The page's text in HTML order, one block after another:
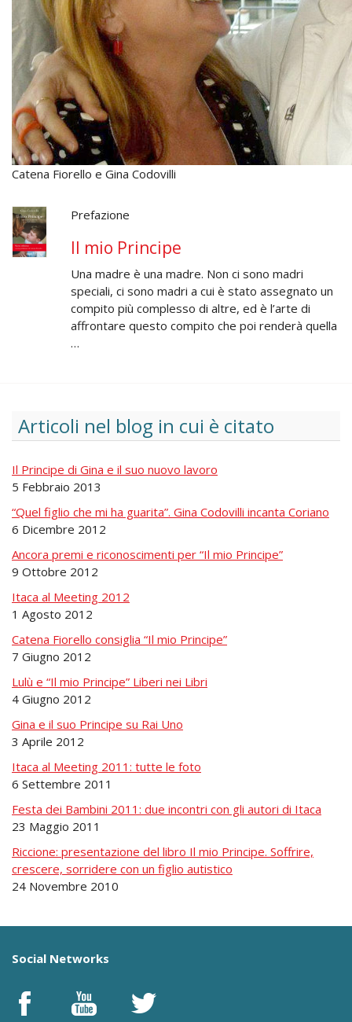
Catena Fiorello e Gina Codovilli
Prefazione
Il mio Principe
Una madre è una madre. Non ci sono madri
speciali, ci sono madri a cui è stato assegnato un
compito più complesso di altre, ed è l’arte di
affrontare questo compito che poi renderà quella
…
Articoli nel blog in cui è citato
Il Principe di Gina e il suo nuovo lavoro
5 Febbraio 2013
“Quel figlio che mi ha guarita”. Gina Codovilli incanta Coriano
6 Dicembre 2012
Ancora premi e riconoscimenti per “Il mio Principe”
9 Ottobre 2012
Itaca al Meeting 2012
1 Agosto 2012
Catena Fiorello consiglia “Il mio Principe”
7 Giugno 2012
Lulù e “Il mio Principe” Liberi nei Libri
4 Giugno 2012
Gina e il suo Principe su Rai Uno
3 Aprile 2012
Itaca al Meeting 2011: tutte le foto
6 Settembre 2011
Festa dei Bambini 2011: due incontri con gli autori di Itaca
23 Maggio 2011
Riccione: presentazione del libro Il mio Principe. Soffrire,
crescere, sorridere con un figlio autistico
24 Novembre 2010
Social Networks